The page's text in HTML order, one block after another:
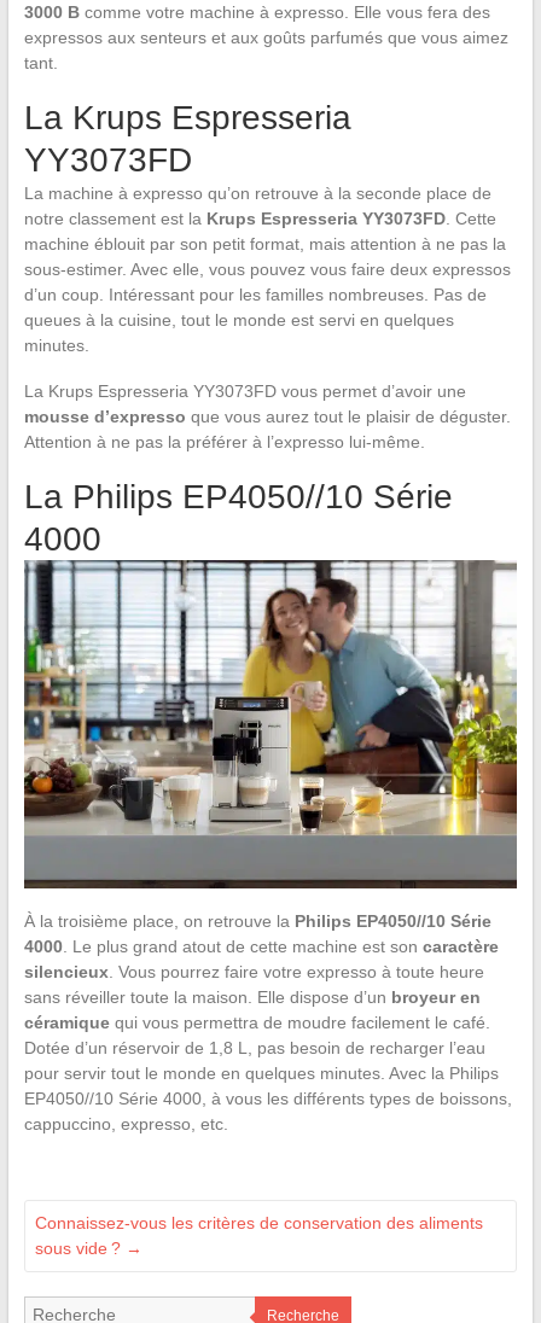
3000 Bcomme votre machine à expresso. Elle vous fera des
expressos aux senteurs et aux goûts parfumés que vous aimez
tant.
La Krups Espresseria
YY3073FD
La machine à expresso qu’on retrouve à la seconde place de
notre classement est la Krups Espresseria YY3073FD. Cette
machine éblouit par son petit format, mais attention à ne pas la
sous-estimer. Avec elle, vous pouvez vous faire deux expressos
d’un coup. Intéressant pour les familles nombreuses. Pas de
queues à la cuisine, tout le monde est servi en quelques
minutes.
La Krups Espresseria YY3073FD vous permet d’avoir une
mousse d’expresso que vous aurez tout le plaisir de déguster.
Attention à ne pas la préférer à l’expresso lui-même.
La Philips EP4050//10 Série
4000
À la troisième place, on retrouve la Philips EP4050//10 Série
4000. Le plus grand atout de cette machine est son caractère
silencieux. Vous pourrez faire votre expresso à toute heure
sans réveiller toute la maison. Elle dispose d’un broyeur en
céramiquequi vous permettra de moudre facilement le café.
Dotée d’un réservoir de 1,8 L, pas besoin de recharger l’eau
pour servir tout le monde en quelques minutes. Avec la Philips
EP4050//10 Série 4000, à vous les différents types de boissons,
cappuccino, expresso, etc.
Connaissez-vous les critères de conservation des aliments
sous vide ? →
Recherche